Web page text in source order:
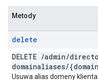
Metody
delete
DELETE /admin/
domainaliases/{domain
Usuwa alias domeny klienta.